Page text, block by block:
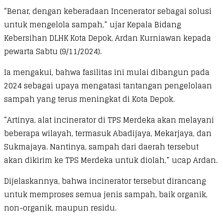
“Benar, dengan keberadaan Incenerator sebagai solusi
untuk mengelola sampah,” ujar Kepala Bidang
Kebersihan DLHK Kota Depok, Ardan Kurniawan kepada
pewarta Sabtu (9/11/2024).
Ia mengakui, bahwa fasilitas ini mulai dibangun pada
2024 sebagai upaya mengatasi tantangan pengelolaan
sampah yang terus meningkat di Kota Depok.
“Artinya, alat incinerator di TPS Merdeka akan melayani
beberapa wilayah, termasuk Abadijaya, Mekarjaya, dan
Sukmajaya. Nantinya, sampah dari daerah tersebut
akan dikirim ke TPS Merdeka untuk diolah,” ucap Ardan.
Dijelaskannya, bahwa incinerator tersebut dirancang
untuk memproses semua jenis sampah, baik organik,
non-organik, maupun residu.